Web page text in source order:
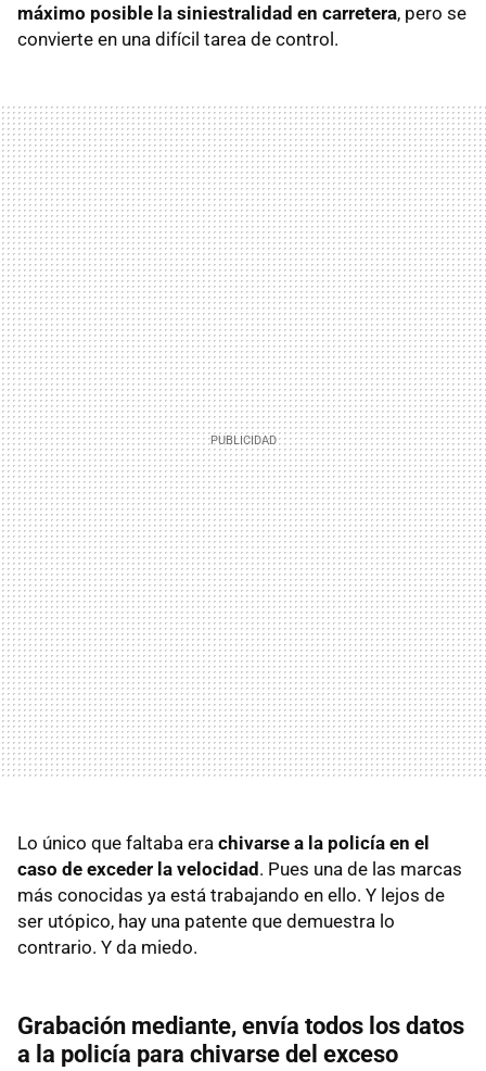
máximo posible la siniestralidad en carretera, pero se
convierte en una difícil tarea de control.
Lo único que faltaba era chivarse a la policía en el
caso de exceder la velocidad. Pues una de las marcas
más conocidas ya está trabajando en ello. Y lejos de
ser utópico, hay una patente que demuestra lo
contrario. Y da miedo.
Grabación mediante, envía todos los datos
a la policía para chivarse del exceso